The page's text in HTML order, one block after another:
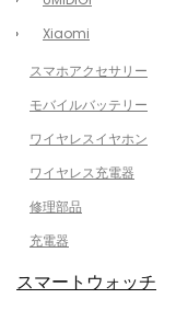
Xiaomi
スマホアクセサリー
モバイルバッテリー
ワイヤレスイヤホン
ワイヤレス充電器
修理部品
充電器
スマートウォッチ